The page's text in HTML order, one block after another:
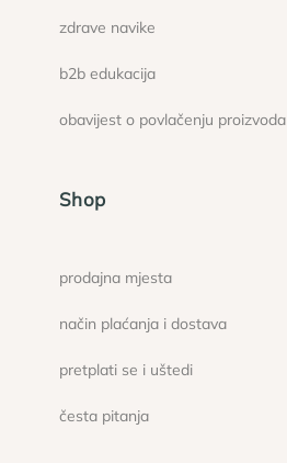
zdrave navike
b2b edukacija
obavijest o povlačenju proizvoda
Shop
prodajna mjesta
način plaćanja i dostava
pretplati se i uštedi
česta pitanja